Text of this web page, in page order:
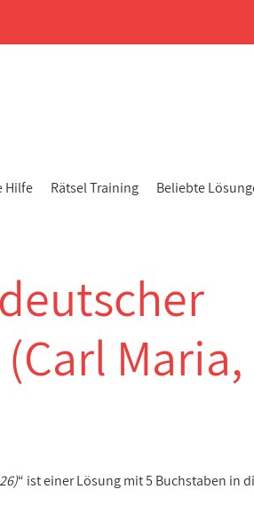
Hilfe Rätsel Training Beliebte
deutscher
Maria,
“ ist einer Lösung mit 5 Buchstaben in